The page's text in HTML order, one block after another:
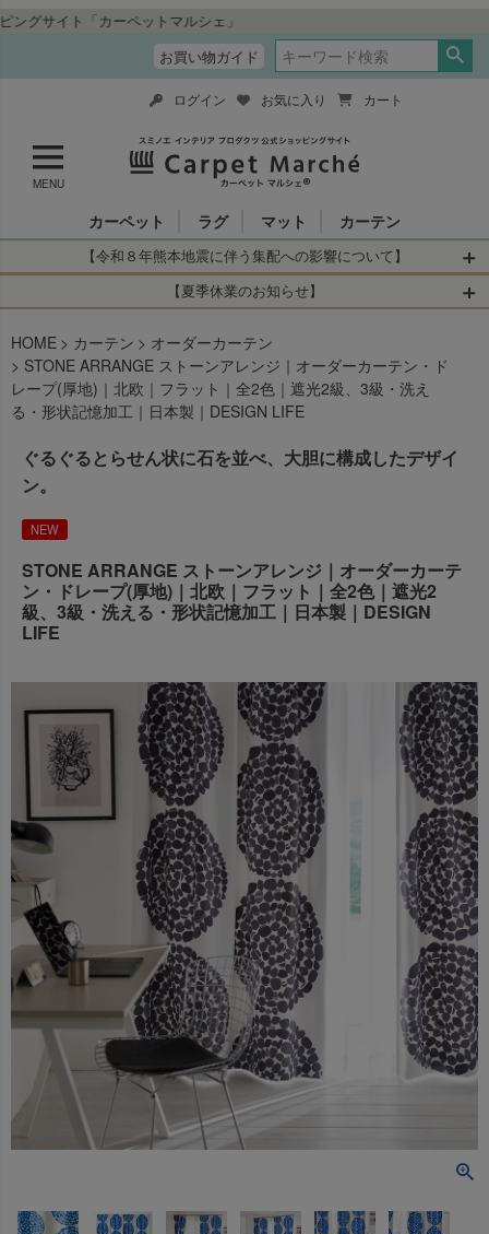
ーペットマルシェ」
お買い物ガイド
MENU
ログイン お気に入り カート
カーペット ラグ マット カーテン
【令和８年熊本地震に伴う集配への影響について】
令和8年熊本地震により、お亡くなりになられた方々に深く
お見舞い申し上げます。 この地震の影響により、現在、一
部地域を発着するお荷物のお届けに遅れが生じておりま
す。
・全国から九州あてのお荷物
・九州から全国あてのお荷物
なお、今後の被害状況や交通規制などにより、対象地域や
お客さまにはご不便をおかけいたしますが、何卒ご理解賜
りますようお願い申し上げます。
詳しくはこちら
【夏季休業のお知らせ】
当店は は2026年8月11日(火)～2026年8月16日(日)
を休業とさせて頂きます。
休業中のご注文に関しては自動返信メールは届きますが、
当店からの注文確認メールの送信、当店へのお問い合わせ
へのご返答ができかねます。 休業明けから順次送信させて
いただきますのでよろしくお願いいたします。
出荷センターも休業となりますため、休業期間中のご注文
商品の出荷は
→オーダー商品など、詳しくはこちらから
HOME カーテン
オーダーカーテン
STONE ARRANGE ストーンアレンジ｜オーダーカーテン・ド
レープ(厚地)｜北欧｜フラット｜全2色｜遮光2級、3級・洗え
る・形状記憶加工｜日本製｜DESIGN LIFE
ぐるぐるとらせん状に石を並べ、大胆に構成したデザイ
ン。
NEW
STONE ARRANGE ストーンアレンジ｜オーダーカーテ
ン・ドレープ(厚地)｜北欧｜フラット｜全2色｜遮光2
級、3級・洗える・形状記憶加工｜日本製｜DESIGN
LIFE